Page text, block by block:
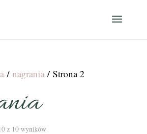
/ nagrania/ Strona 2
z 10 wyników